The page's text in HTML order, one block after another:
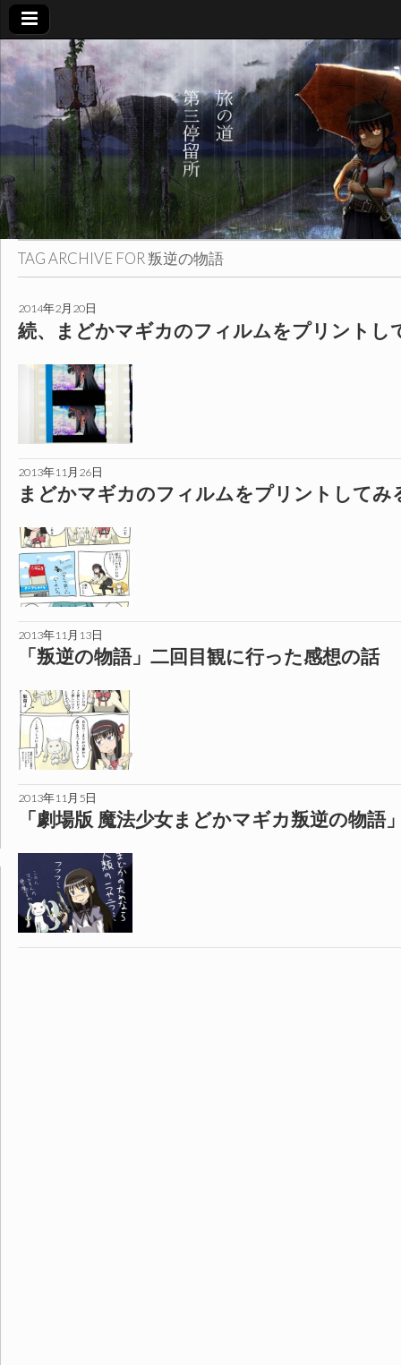
旅
の
道
第
三
停
留
所
TAG ARCHIVE FOR叛逆の物語
2014年2月20日
続、まどかマギカのフィルムをプリントし
2013年11月26日
まどかマギカのフィルムをプリントしてみ
2013年11月13日
「叛逆の物語」二回目観に行った感想の話
2013年11月5日
「劇場版 魔法少女まどかマギカ叛逆の物語